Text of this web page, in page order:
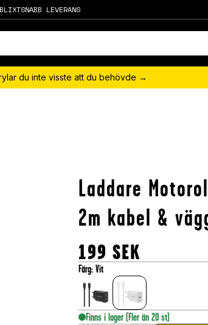
BLIXTSNABB LEVERANS
du inte visste att du behövde →
Laddare
2m kabel &
199 SEK
Färg:Vit
Finns i lager (Fler än 20 st)